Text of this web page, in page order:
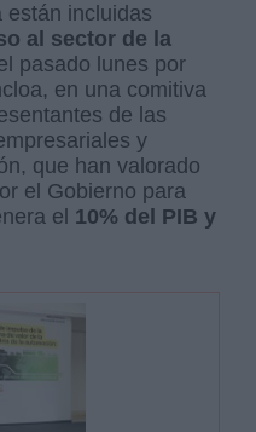
están incluidas
al sector de la
pasado lunes por
en una comitiva
de las
y
que han valorado
el Gobierno para
el 10% del PIB y